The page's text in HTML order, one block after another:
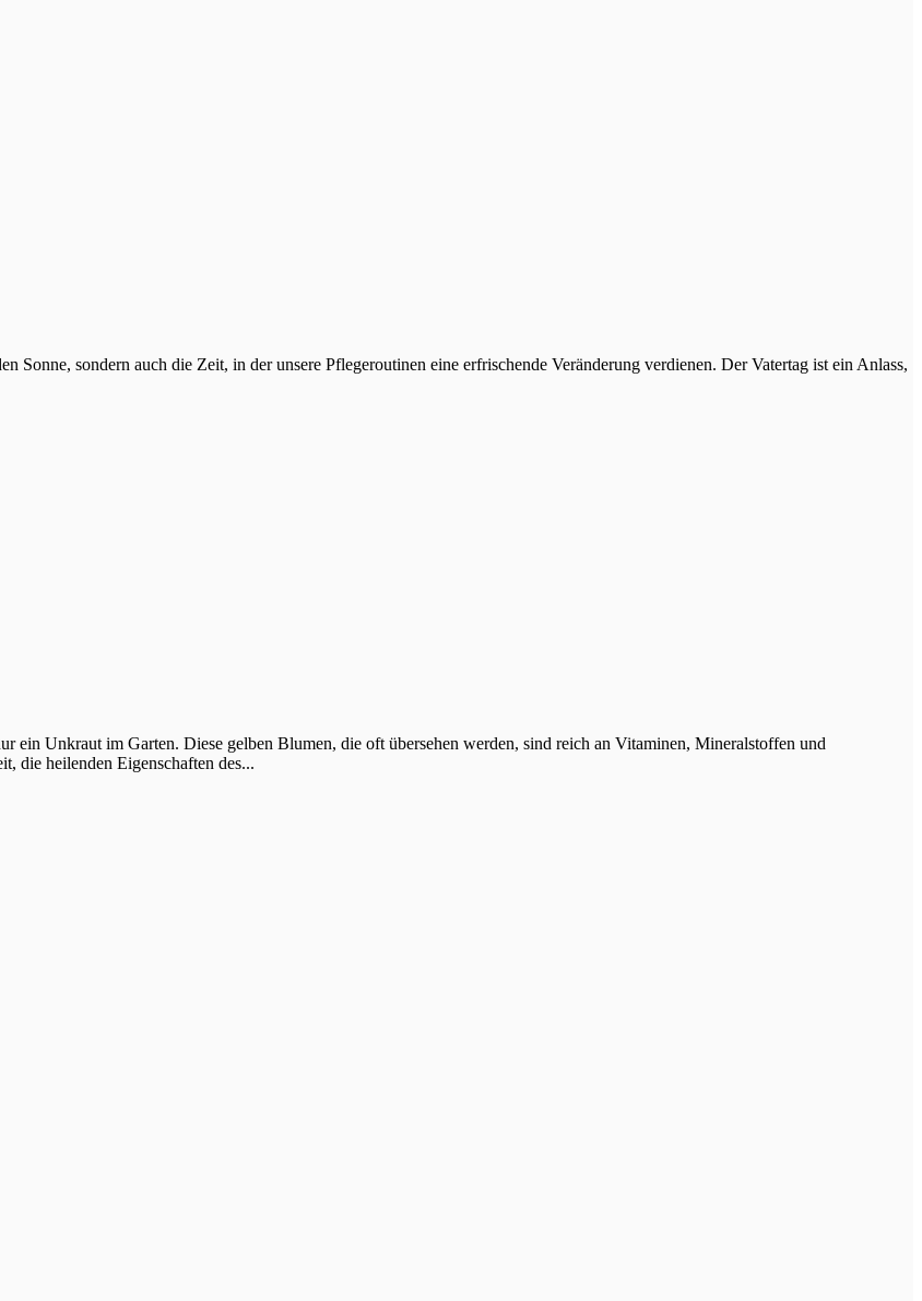
Sonne, sondern auch die Zeit, in der unsere Pflegeroutinen eine erfrischende Veränderung verdienen. Der Vatertag ist ein Anlass,
ein Unkraut im Garten. Diese gelben Blumen, die oft übersehen werden, sind reich an Vitaminen, Mineralstoffen und
die heilenden Eigenschaften des...